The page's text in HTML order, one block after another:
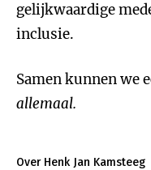
gelijkwaardige
inclusie.
Samen kunnen we
allemaal.
Over Henk Jan Kamsteeg